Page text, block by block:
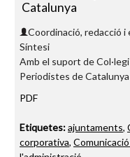
Catalunya
Coordinació, redacció i
Síntesi
Amb el suport de
Periodistes de Catalunya
PDF
Etiquetes:ajuntaments,
corporativa,